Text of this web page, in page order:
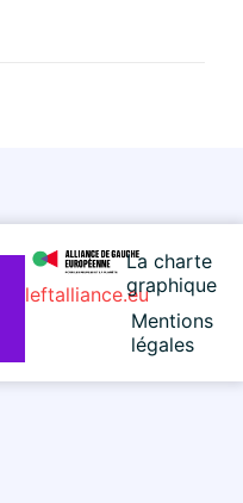
La charte
graphique
Mentions
légales
leftalliance.eu